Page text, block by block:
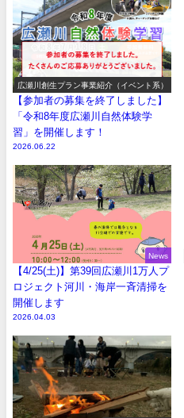
広瀬川創生プラン事業紹介（イベント系）
【参加者の募集を終了しました】
「令和8年度広瀬川自然体験学
習」を開催します！
2026.06.22
News
【4/25(土)】第39回広瀬川1万人プ
ロジェクト河川・海岸一斉清掃を
開催します
2026.04.03